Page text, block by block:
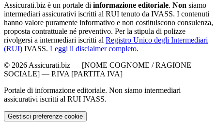
Assicurati.biz è un portale di informazione editoriale. Non siamo
intermediari assicurativi iscritti al RUI tenuto da IVASS. I contenuti
hanno valore puramente informativo e non costituiscono consulenza,
proposta contrattuale né preventivo. Per la stipula di polizze
rivolgersi a intermediari iscritti al Registro Unico degli Intermediari
(RUI) IVASS. Leggi il disclaimer completo.
© 2026 Assicurati.biz — [NOME COGNOME / RAGIONE
SOCIALE] — P.IVA [PARTITA IVA]
Portale di informazione editoriale. Non siamo intermediari
assicurativi iscritti al RUI IVASS.
Gestisci preferenze cookie